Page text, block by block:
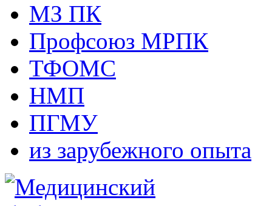
МЗ ПК
Профсоюз МРПК
ТФОМС
НМП
ПГМУ
из зарубежного опыта